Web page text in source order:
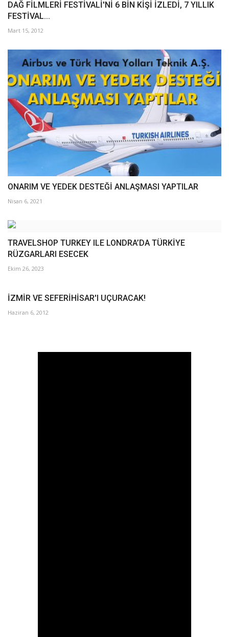
DAĞ FİLMLERİ FESTİVALİ'Nİ 6 BİN KİŞİ İZLEDİ, 7 YILLIK
FESTİVAL...
Mart 15, 2012
ONARIM VE YEDEK DESTEĞİ ANLAŞMASI YAPTILAR
Nisan 6, 2021
TRAVELSHOP TURKEY ILE LONDRA’DA TÜRKİYE
RÜZGARLARI ESECEK
Ekim 26, 2023
İZMİR VE SEFERİHİSAR'I UÇURACAK!
Haziran 6, 2012